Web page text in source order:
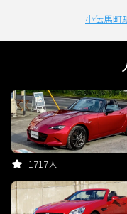
小伝馬町
1717人